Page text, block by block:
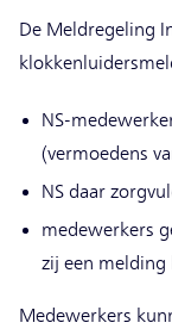
De Meldregeling
NS-
(vermoedens
NS daar
medewerkers
zij een melding
Medewerkers